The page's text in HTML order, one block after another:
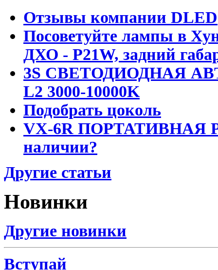
Отзывы компании DLED
Посоветуйте лампы в
ДХО - P21W, задний
3S СВЕТОДИОДНАЯ
L2 3000-10000K
Подобрать цоколь
VX-6R ПОРТАТИВНАЯ
наличии?
Другие статьи
Новинки
Другие новинки
Вступай